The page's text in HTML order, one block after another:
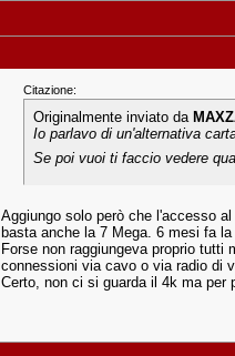
Citazione:
Originalmente inviato da
Io parlavo di un'alternativa
Se poi vuoi ti faccio vedere
Aggiungo solo però che l'accesso
basta anche la 7 Mega. 6 mesi fa
Forse non raggiungeva proprio
connessioni via cavo o via radio di
Certo, non ci si guarda il 4k ma per